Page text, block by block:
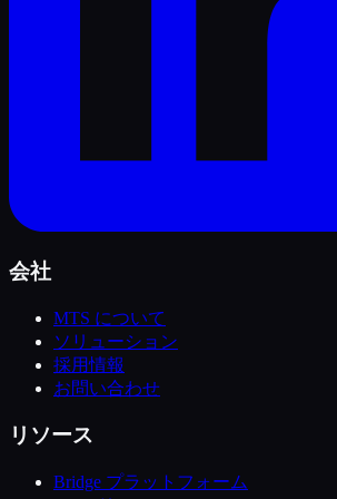
会社
MTS について
ソリューション
採用情報
お問い合わせ
リソース
Bridge プラットフォーム